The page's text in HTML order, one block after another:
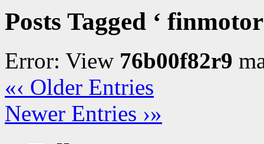
Posts Tagged ‘
Error: View 76b00f82r9
«‹ Older Entries
Newer Entries ›»